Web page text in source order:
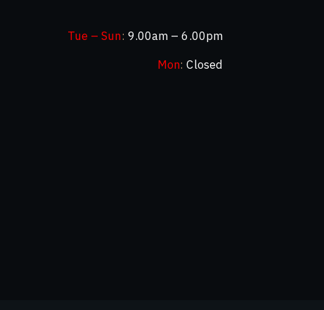
Tue – Sun: 9.00am – 6.00pm
Mon: Closed